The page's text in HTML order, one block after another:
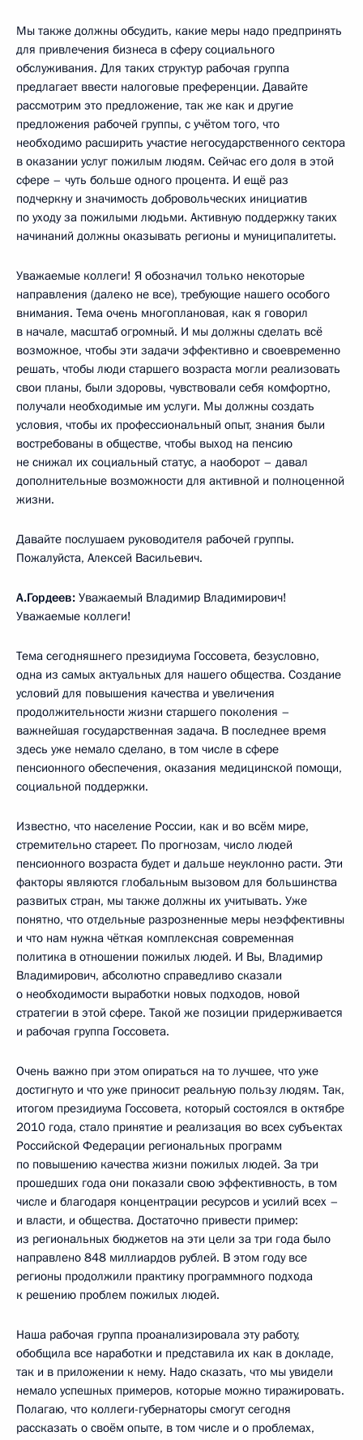
Мы также должны обсудить, какие меры надо предпринять
для привлечения бизнеса в сферу социального
обслуживания. Для таких структур рабочая группа
предлагает ввести налоговые преференции. Давайте
рассмотрим это предложение, так же как и другие
предложения рабочей группы, с учётом того, что
необходимо расширить участие негосударственного сектора
в оказании услуг пожилым людям. Сейчас его доля в этой
сфере – чуть больше одного процента. И ещё раз
подчеркну и значимость добровольческих инициатив
по уходу за пожилыми людьми. Активную поддержку таких
начинаний должны оказывать регионы и муниципалитеты.
Уважаемые коллеги! Я обозначил только некоторые
направления (далеко не все), требующие нашего особого
внимания. Тема очень многоплановая, как я говорил
в начале, масштаб огромный. И мы должны сделать всё
возможное, чтобы эти задачи эффективно и своевременно
решать, чтобы люди старшего возраста могли реализовать
свои планы, были здоровы, чувствовали себя комфортно,
получали необходимые им услуги. Мы должны создать
условия, чтобы их профессиональный опыт, знания были
востребованы в обществе, чтобы выход на пенсию
не снижал их социальный статус, а наоборот – давал
дополнительные возможности для активной и полноценной
жизни.
Давайте послушаем руководителя рабочей группы.
Пожалуйста, Алексей Васильевич.
А.Гордеев: Уважаемый Владимир Владимирович!
Уважаемые коллеги!
Тема сегодняшнего президиума Госсовета, безусловно,
одна из самых актуальных для нашего общества. Создание
условий для повышения качества и увеличения
продолжительности жизни старшего поколения –
важнейшая государственная задача. В последнее время
здесь уже немало сделано, в том числе в сфере
пенсионного обеспечения, оказания медицинской помощи,
социальной поддержки.
Известно, что население России, как и во всём мире,
стремительно стареет. По прогнозам, число людей
пенсионного возраста будет и дальше неуклонно расти. Эти
факторы являются глобальным вызовом для большинства
развитых стран, мы также должны их учитывать. Уже
понятно, что отдельные разрозненные меры неэффективны
и что нам нужна чёткая комплексная современная
политика в отношении пожилых людей. И Вы, Владимир
Владимирович, абсолютно справедливо сказали
о необходимости выработки новых подходов, новой
стратегии в этой сфере. Такой же позиции придерживается
и рабочая группа Госсовета.
Очень важно при этом опираться на то лучшее, что уже
достигнуто и что уже приносит реальную пользу людям. Так,
итогом президиума Госсовета, который состоялся в октябре
2010 года, стало принятие и реализация во всех субъектах
Российской Федерации региональных программ
по повышению качества жизни пожилых людей. За три
прошедших года они показали свою эффективность, в том
числе и благодаря концентрации ресурсов и усилий всех –
и власти, и общества. Достаточно привести пример:
из региональных бюджетов на эти цели за три года было
направлено 848 миллиардов рублей. В этом году все
регионы продолжили практику программного подхода
к решению проблем пожилых людей.
Наша рабочая группа проанализировала эту работу,
обобщила все наработки и представила их как в докладе,
так и в приложении к нему. Надо сказать, что мы увидели
немало успешных примеров, которые можно тиражировать.
Полагаю, что коллеги-губернаторы смогут сегодня
рассказать о своём опыте, в том числе и о проблемах,